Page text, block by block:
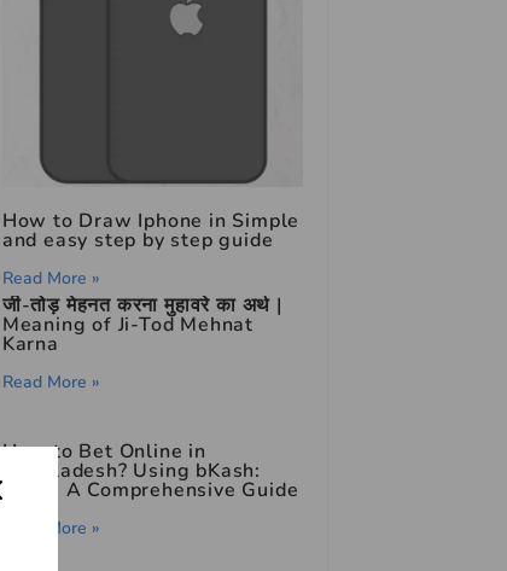
How to Draw Iphone in Simple
and easy step by step guide
Read More »
जी-तोड़ मेहनत करना मुहावरे का अर्थ |
Meaning of Ji-Tod Mehnat
Karna
Read More »
How to Bet Online in
Bangladesh? Using bKash:
2026: A Comprehensive Guide
Read More »